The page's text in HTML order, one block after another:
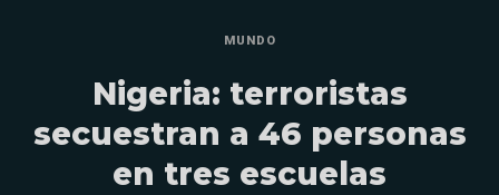
MUNDO
Nigeria: terroristas
secuestran a 46 personas
en tres escuelas